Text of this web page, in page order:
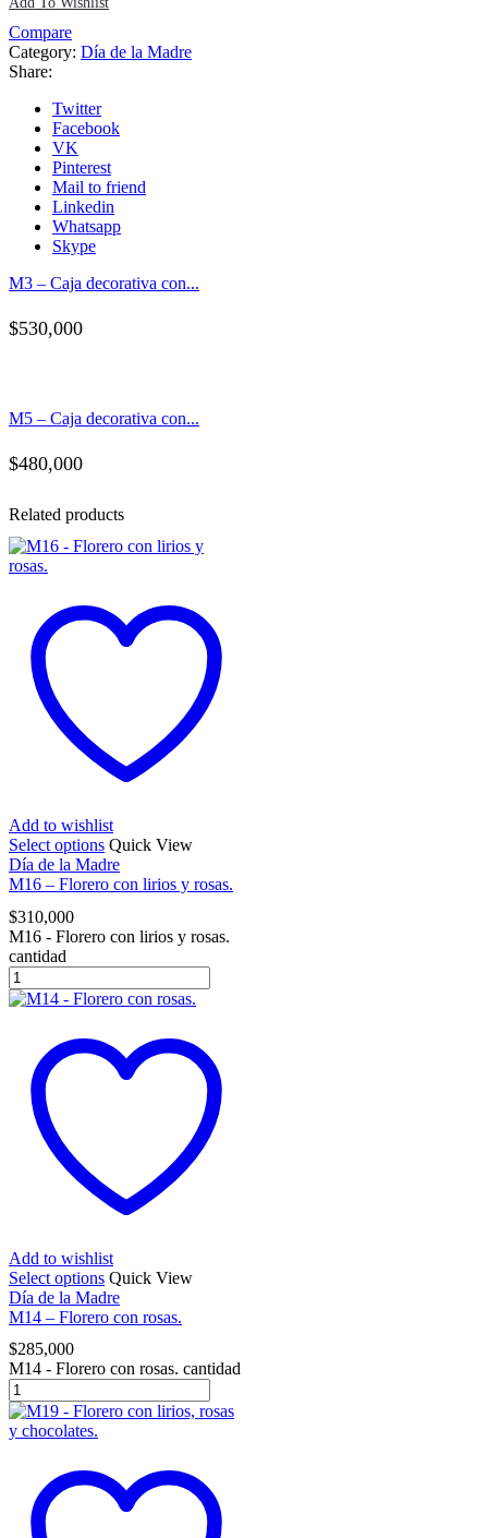
Compare
Category: Día de la Madre
Share:
Twitter
Facebook
VK
Pinterest
Mail to friend
Linkedin
Whatsapp
Skype
M3 – Caja decorativa con...
$530,000
M5 – Caja decorativa con...
$480,000
Related products
Add to wishlist
Select options Quick View
Día de la Madre
M16 – Florero con lirios y rosas.
$310,000
M16 - Florero con lirios y rosas.
cantidad
Add to wishlist
Select options Quick View
Día de la Madre
M14 – Florero con rosas.
$285,000
M14 - Florero con rosas. cantidad